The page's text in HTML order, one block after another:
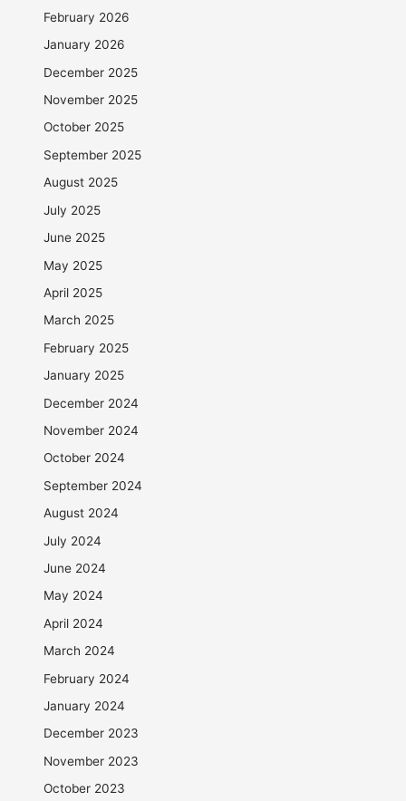
February 2026
January 2026
December 2025
November 2025
October 2025
September 2025
August 2025
July 2025
June 2025
May 2025
April 2025
March 2025
February 2025
January 2025
December 2024
November 2024
October 2024
September 2024
August 2024
July 2024
June 2024
May 2024
April 2024
March 2024
February 2024
January 2024
December 2023
November 2023
October 2023